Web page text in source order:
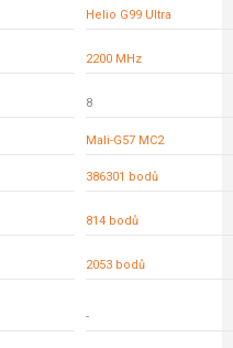
Helio G99 Ultra
2200 MHz
8
Mali-G57 MC2
386301 bodů
814 bodů
2053 bodů
-